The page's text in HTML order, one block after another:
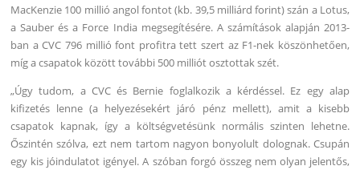
MacKenzie 100 millió angol fontot (kb. 39,5 milliárd forint) szán a Lotus,
a Sauber és a Force India megsegítésére. A számítások alapján 2013-
ban a CVC 796 millió font profitra tett szert az F1-nek köszönhetően,
míg a csapatok között további 500 milliót osztottak szét.
„Úgy tudom, a CVC és Bernie foglalkozik a kérdéssel. Ez egy alap
kifizetés lenne (a helyezésekért járó pénz mellett), amit a kisebb
csapatok kapnak, így a költségvetésünk normális szinten lehetne.
Őszintén szólva, ezt nem tartom nagyon bonyolult dolognak. Csupán
egy kis jóindulatot igényel. A szóban forgó összeg nem olyan jelentős,